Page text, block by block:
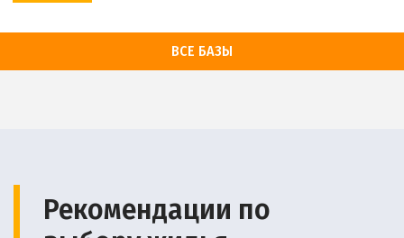
ВСЕ БАЗЫ
Рекомендации по